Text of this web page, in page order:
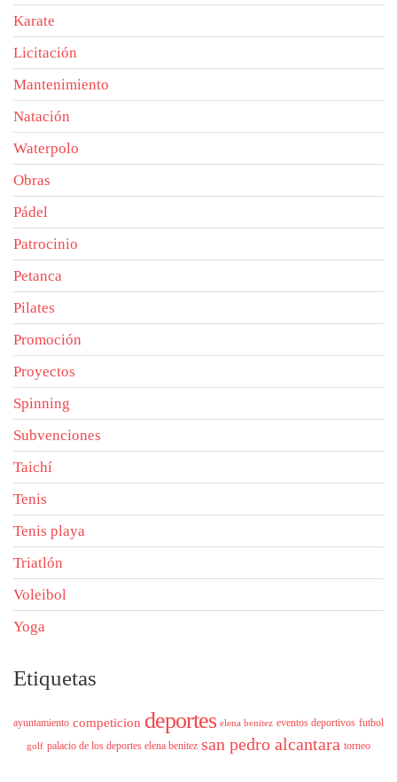
Karate
Licitación
Mantenimiento
Natación
Waterpolo
Obras
Pádel
Patrocinio
Petanca
Pilates
Promoción
Proyectos
Spinning
Subvenciones
Taichí
Tenis
Tenis playa
Triatlón
Voleibol
Yoga
Etiquetas
ayuntamiento competicion deportes elena benitez eventos deportivos futbol
golf palacio de los deportes elena benitez san pedro alcantara torneo